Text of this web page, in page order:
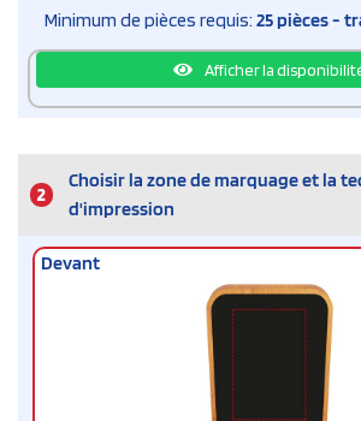
Minimum de pièces requis: 25 pièces -
Afficher la
2
Choisir la zone de marquage et la
d'impression
Devant